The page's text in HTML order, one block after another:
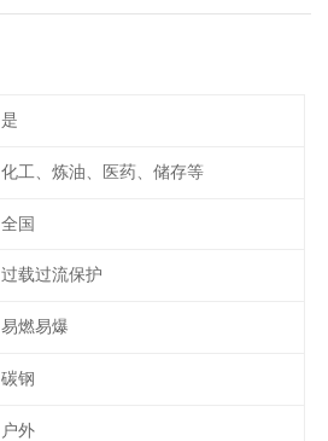
是
化工、炼油、医药、储存等
全国
过载过流保护
易燃易爆
碳钢
户外